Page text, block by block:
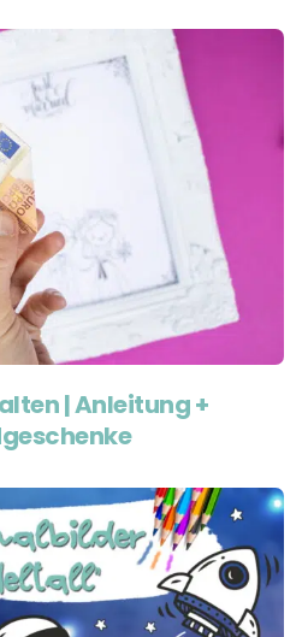
| Anleitung +